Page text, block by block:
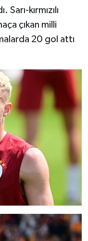
kırmızılı
çıkan milli
20 gol attı